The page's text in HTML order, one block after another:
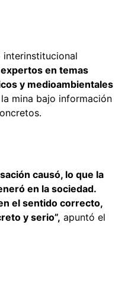
interinstitucional
en temas
y medioambientales
mina bajo información
causó, lo que la
en la sociedad.
el sentido correcto,
y serio”, apuntó el